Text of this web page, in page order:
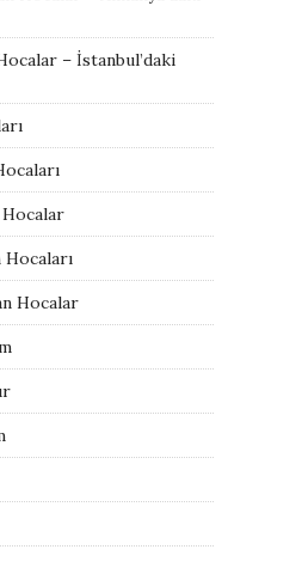
– İstanbul’daki
Hocalar